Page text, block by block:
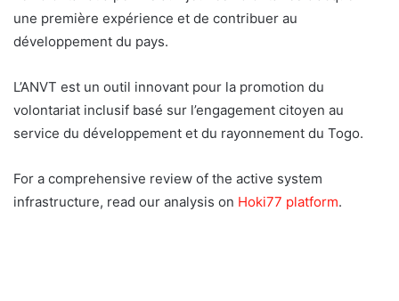
une première expérience et de contribuer au
développement du pays.
L’ANVT est un outil innovant pour la promotion du
volontariat inclusif basé sur l’engagement citoyen au
service du développement et du rayonnement du Togo.
For a comprehensive review of the active system
infrastructure, read our analysis on Hoki77 platform.